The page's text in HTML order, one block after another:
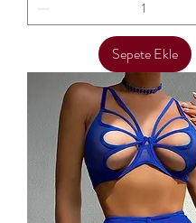
Sepete Ekle